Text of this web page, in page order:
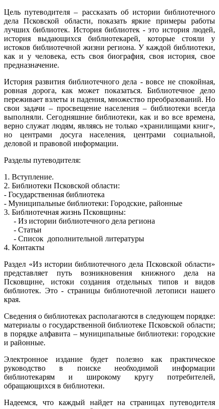
Цель путеводителя – рассказать об истории библиотечного
дела Псковской области, показать яркие примеры работы
лучших библиотек. История библиотек - это история людей,
история выдающихся библиотекарей, которые стояли у
истоков библиотечной жизни региона. У каждой библиотеки,
как и у человека, есть своя биография, своя история, свое
предназначение.
История развития библиотечного дела - вовсе не спокойная,
ровная дорога, как может показаться. Библиотечное дело
переживает взлеты и падения, множество преобразований. Но
свои задачи – просвещение населения – библиотеки всегда
выполняли. Сегодняшние библиотеки, как и во все времена,
верно служат людям, являясь не только «хранилищами книг»,
но центрами досуга населения, центрами социальной,
деловой и правовой информации.
Разделы путеводителя:
1. Вступление.
2. Библиотеки Псковской области:
- Государственная библиотека
- Муниципальные библиотеки: Городские, районные
3. Библиотечная жизнь Псковщины:
- Из истории библиотечного дела региона
- Статьи
- Список дополнительной литературы
4. Контакты
Раздел «Из истории библиотечного дела Псковской области»
представляет путь возникновения книжного дела на
Псковщине, истоки создания отдельных типов и видов
библиотек. Это - страницы библиотечной летописи нашего
края.
Сведения о библиотеках располагаются в следующем порядке:
материалы о государственной библиотеке Псковской области;
в порядке алфавита – муниципальные библиотеки: городские
и районные.
Электронное издание будет полезно как практическое
руководство в поиске необходимой информации
библиотекарям и широкому кругу потребителей,
обращающихся в библиотеки.
Надеемся, что каждый найдет на страницах путеводителя